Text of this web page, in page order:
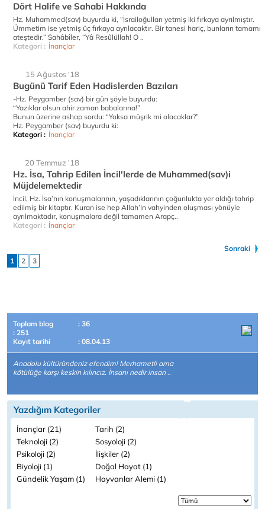
Dört Halife ve Sahabi Hakkında
Hz. Muhammed(sav) buyurdu ki, “İsrailoğulları yetmiş iki fırkaya ayrılmıştır.
Ümmetim ise yetmiş üç fırkaya ayrılacaktır. Bir tanesi hariç, bunların tamamı
ateştedir.” Sahâbîler, “Yâ Resûlüllah! O ..
Kategori : İnançlar
15 Ağustos '18
Bugünü Tarif Eden Hadislerden Bazıları
-Hz. Peygamber (sav) bir gün şöyle buyurdu:
“Yazıklar olsun ahir zaman babalarına!”
Bunun üzerine ashap sordu: “Yoksa müşrik mi olacaklar?”
Hz. Peygamber (sav) buyurdu ki:
Kategori : İnançlar
20 Temmuz '18
Hz. İsa, Tahrip Edilen İncil'lerde de Muhammed(sav)i
Müjdelemektedir
İncil, Hz. İsa’nın konuşmalarının, yaşadıklarının çoğunlukta yer aldığı tahrip
edilmiş bir kitaptır. Kuran ise hep Allah’In vahyinden oluşması yönüyle
ayrılmaktadır, konuşmalara değil tamamen Arapç..
Kategori : İnançlar
Sonraki
1
2 3
Toplam blog
: 36
: 251
Kayıt tarihi
: 08.04.13
Anadolu kültüründeniz efendim! Merhametli ama
kötülüğe karşı keskin kılıncız. İnsanı nedir insan ..
Yazdığım Kategoriler
İnançlar (21)
Tarih (2)
Teknoloji (2)
Sosyoloji (2)
Psikoloji (2)
İlişkiler (2)
Biyoloji (1)
Doğal Hayat (1)
Gündelik Yaşam (1)
Hayvanlar Alemi (1)